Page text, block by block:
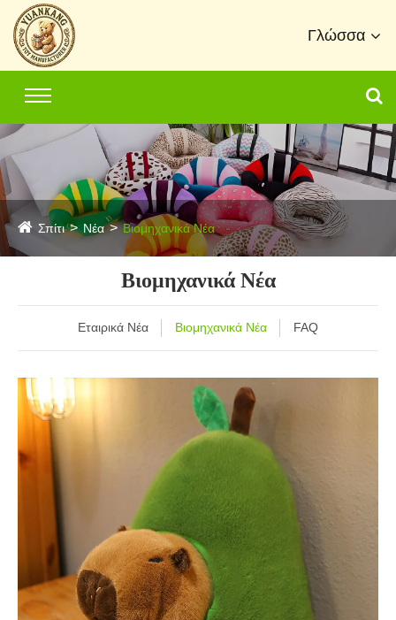
Γλώσσα
Σπίτι Νέα Βιομηχανικά Νέα
Βιομηχανικά Νέα
Εταιρικά Νέα Βιομηχανικά Νέα FAQ